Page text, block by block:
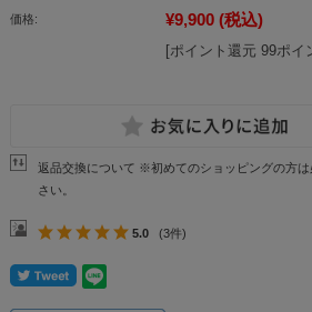
価格: ¥9,900 (税込)
[ポイント還元 99ポイ
返品交換について ※初めてのショッピングの方
さい。
5.0 (3件)